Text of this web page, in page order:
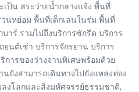
เป็น สระว่ายน้ำกลางแจ้ง พื้นที่
นหย่อม พื้นที่เด็กเล่นในร่ม พื้นที่
าร์ รวมไปถึงบริการซักรีด บริการ
นต์เช่า บริการจักรยาน บริการ
ารของว่างจานพิเศษพร้อมด้วย
ยังสามารถเดินทางไปยังแหล่งท่อง
งโลกและสิ่งมหัศจรรย์ธรรมชาติ,